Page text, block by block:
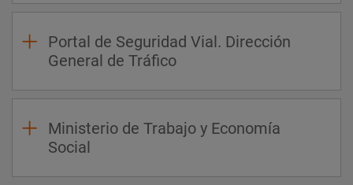
Portal de Seguridad Vial. Dirección
General de Tráfico
Ministerio de Trabajo y Economía
Social